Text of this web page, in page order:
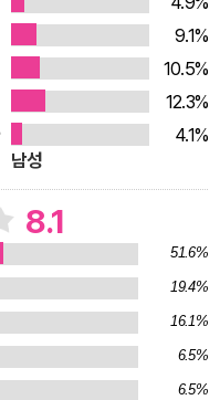
같은 도식이 발견된다. 붓
정확히 이런 서사를 따른
사 유전자Narrative Gen
양한 이야기들에는 반복적
한다. 2018년 버밍엄 대
포그레브나 교수가 이끄
감정 곡선을 분석했는데
크게 보면 세 가지 범주)에
화든 발리우드 영화든 K-
기에서 재물로’), 또 하나는
기(‘재물에서 누더기로’)
9.1%
10.5%
12.3%
4.1%
남성
8.1
51.6%
19.4%
16.1%
6.5%
6.5%